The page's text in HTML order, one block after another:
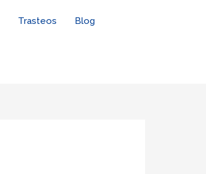
Trasteos Blog